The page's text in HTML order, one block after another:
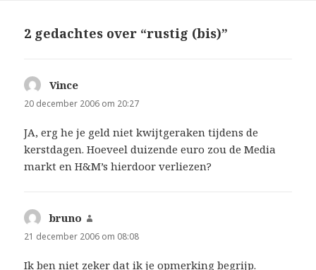
2 gedachtes over “rustig (bis)”
Vince
20 december 2006 om 20:27
JA, erg he je geld niet kwijtgeraken tijdens de
kerstdagen. Hoeveel duizende euro zou de Media
markt en H&M’s hierdoor verliezen?
bruno
21 december 2006 om 08:08
Ik ben niet zeker dat ik je opmerking begrijp.